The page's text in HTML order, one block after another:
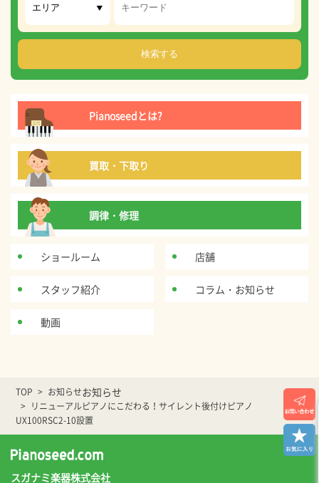
Pianoseedとは?
買取・下取り
調律・修理
ショールーム 店舗
スタッフ紹介 コラム・お知らせ
動画
TOP お知らせお知らせ
リニューアルピアノにこだわる！サイレント後付けピアノ
UX100RSC2-10設置
スガナミ楽器株式会社